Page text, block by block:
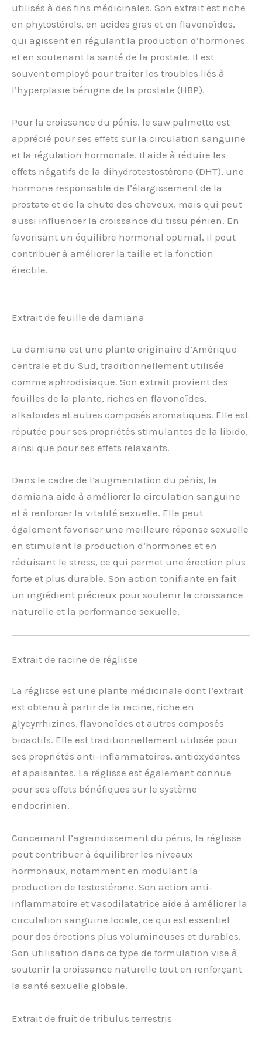
utilisés à des fins médicinales. Son extrait est riche
en phytostérols, en acides gras et en flavonoïdes,
qui agissent en régulant la production d’hormones
et en soutenant la santé de la prostate. Il est
souvent employé pour traiter les troubles liés à
l’hyperplasie bénigne de la prostate (HBP).
Pour la croissance du pénis, le saw palmetto est
apprécié pour ses effets sur la circulation sanguine
et la régulation hormonale. Il aide à réduire les
effets négatifs de la dihydrotestostérone (DHT), une
hormone responsable de l’élargissement de la
prostate et de la chute des cheveux, mais qui peut
aussi influencer la croissance du tissu pénien. En
favorisant un équilibre hormonal optimal, il peut
contribuer à améliorer la taille et la fonction
érectile.
Extrait de feuille de damiana
La damiana est une plante originaire d’Amérique
centrale et du Sud, traditionnellement utilisée
comme aphrodisiaque. Son extrait provient des
feuilles de la plante, riches en flavonoïdes,
alkaloïdes et autres composés aromatiques. Elle est
réputée pour ses propriétés stimulantes de la libido,
ainsi que pour ses effets relaxants.
Dans le cadre de l’augmentation du pénis, la
damiana aide à améliorer la circulation sanguine
et à renforcer la vitalité sexuelle. Elle peut
également favoriser une meilleure réponse sexuelle
en stimulant la production d’hormones et en
réduisant le stress, ce qui permet une érection plus
forte et plus durable. Son action tonifiante en fait
un ingrédient précieux pour soutenir la croissance
naturelle et la performance sexuelle.
Extrait de racine de réglisse
La réglisse est une plante médicinale dont l’extrait
est obtenu à partir de la racine, riche en
glycyrrhizines, flavonoïdes et autres composés
bioactifs. Elle est traditionnellement utilisée pour
ses propriétés anti-inflammatoires, antioxydantes
et apaisantes. La réglisse est également connue
pour ses effets bénéfiques sur le système
endocrinien.
Concernant l’agrandissement du pénis, la réglisse
peut contribuer à équilibrer les niveaux
hormonaux, notamment en modulant la
production de testostérone. Son action anti-
inflammatoire et vasodilatatrice aide à améliorer la
circulation sanguine locale, ce qui est essentiel
pour des érections plus volumineuses et durables.
Son utilisation dans ce type de formulation vise à
soutenir la croissance naturelle tout en renforçant
la santé sexuelle globale.
Extrait de fruit de tribulus terrestris